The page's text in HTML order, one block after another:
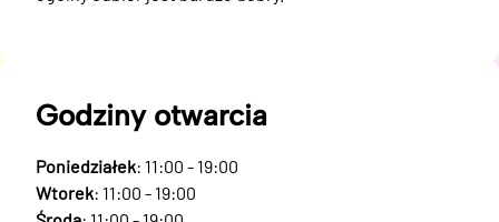
Godziny otwarcia
Poniedziałek: 11:00 - 19:00
Wtorek: 11:00 - 19:00